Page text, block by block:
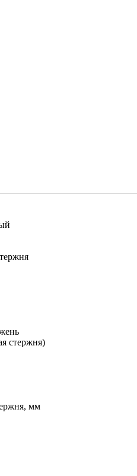
стержня)
мм